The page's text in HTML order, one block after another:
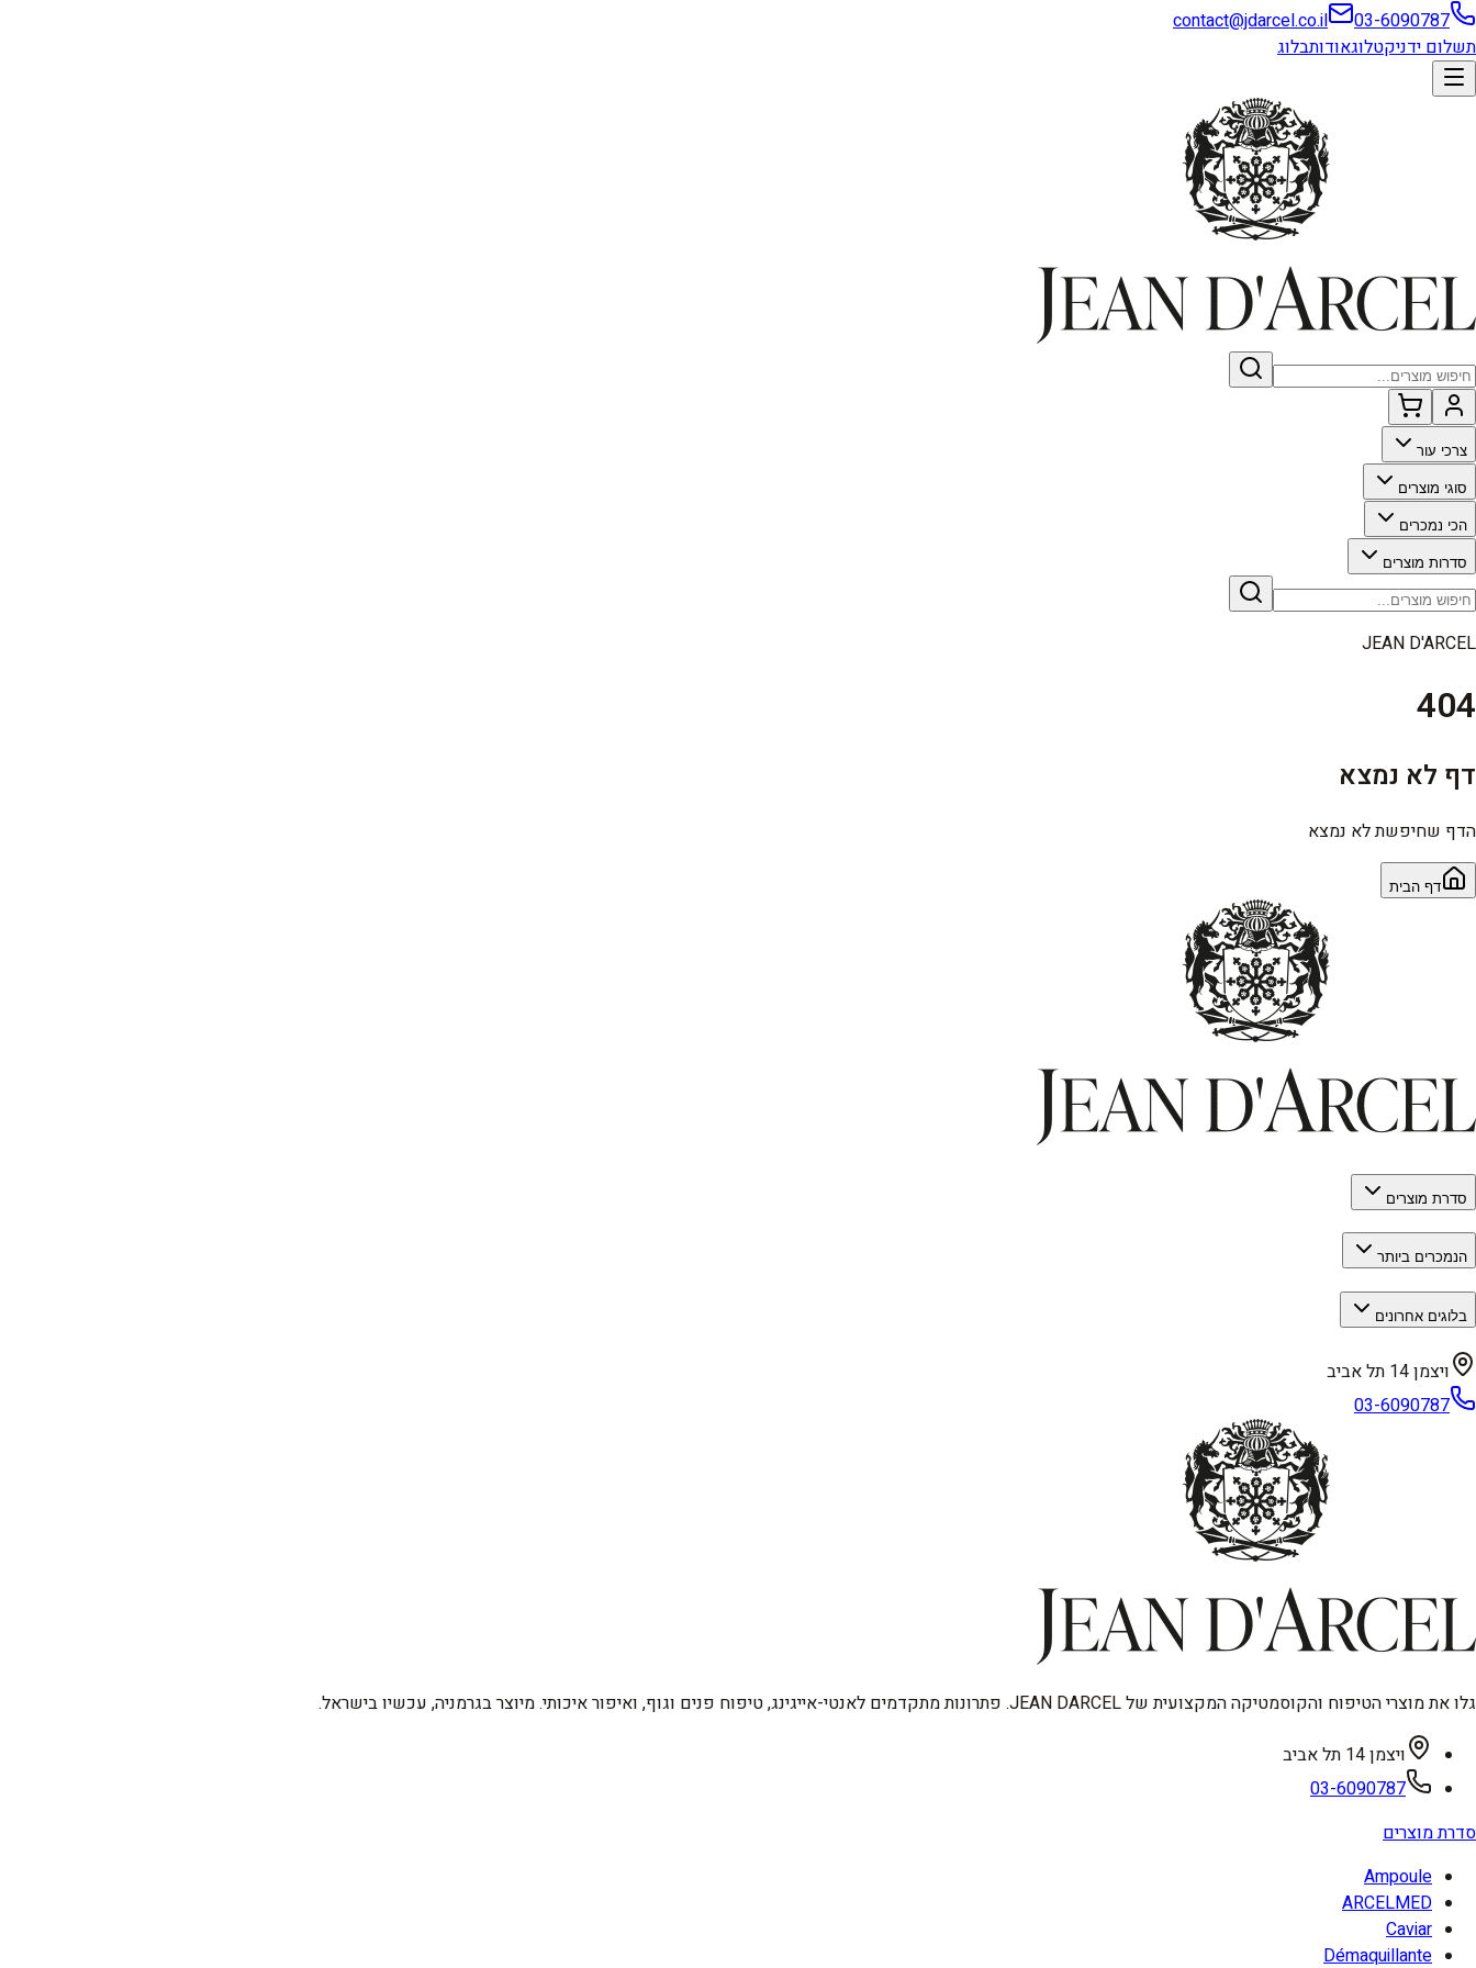
03-6090787
contact@jdarcel.co.il
תשלום ידניקטלוגאודותבלוג
צרכי עור
סוגי מוצרים
הכי נמכרים
סדרות מוצרים
JEAN D'ARCEL
404
דף לא נמצא
הדף שחיפשת לא נמצא
דף הבית
סדרת מוצרים
הנמכרים ביותר
בלוגים אחרונים
ויצמן 14 תל אביב
03-6090787
גלו את מוצרי הטיפוח והקוסמטיקה המקצועית של JEAN DARCEL. פתרונות מתקדמים לאנטי-אייגינג, טיפוח פנים וגוף, ואיפור איכותי. מיוצר בגרמניה, עכשיו בישראל.
ויצמן 14 תל אביב
03-6090787
סדרת מוצרים
Ampoule
ARCELMED
Caviar
Démaquillante